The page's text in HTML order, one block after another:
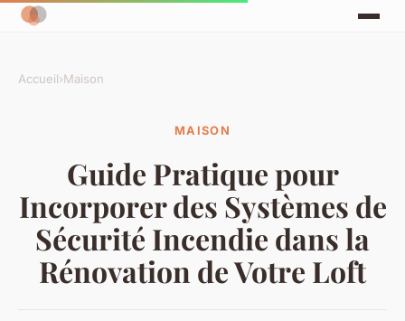
Accueil›Maison
MAISON
Guide Pratique pour
Incorporer des Systèmes de
Sécurité Incendie dans la
Rénovation de Votre Loft